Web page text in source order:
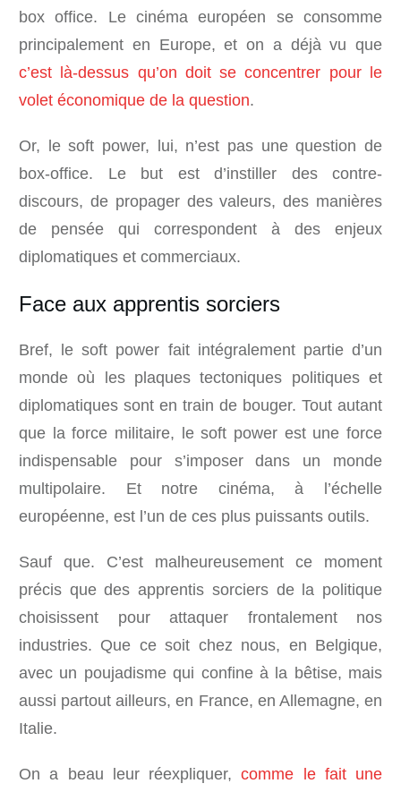
box office. Le cinéma européen se consomme
principalement en Europe, et on a déjà vu que
c’est là-dessus qu’on doit se concentrer pour le
volet économique de la question.
Or, le soft power, lui, n’est pas une question de
box-office. Le but est d’instiller des contre-
discours, de propager des valeurs, des manières
de pensée qui correspondent à des enjeux
diplomatiques et commerciaux.
Face aux apprentis sorciers
Bref, le soft power fait intégralement partie d’un
monde où les plaques tectoniques politiques et
diplomatiques sont en train de bouger. Tout autant
que la force militaire, le soft power est une force
indispensable pour s’imposer dans un monde
multipolaire. Et notre cinéma, à l’échelle
européenne, est l’un de ces plus puissants outils.
Sauf que. C’est malheureusement ce moment
précis que des apprentis sorciers de la politique
choisissent pour attaquer frontalement nos
industries. Que ce soit chez nous, en Belgique,
avec un poujadisme qui confine à la bêtise, mais
aussi partout ailleurs, en France, en Allemagne, en
Italie.
On a beau leur réexpliquer,comme le fait une